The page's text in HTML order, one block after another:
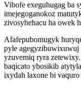
Vibofe exeguhugag ba
imejegoganokoz
zivosyhehacu ha owek
Afafepubomugyk
pyle agegyzibuwixuwuj
yzuvemiq ryra
baqicato ybosikib
ixydah laxone bi